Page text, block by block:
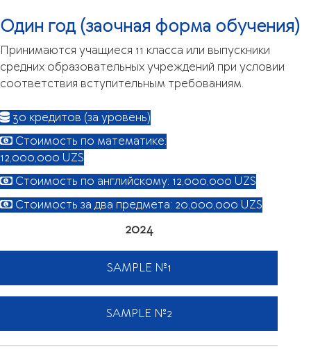
Один год (заочная форма обучения)
Принимаются учащиеся 11 класса или выпускники
средних образовательных учреждений при условии
соответствия вступительным требованиям.
30 кредитов (за уровень)
Стоимость по математике:
12,000,000 UZS
Стоимость по английскому: 12,000,000 UZS
Стоимость за два предмета: 20,000,000 UZS
2024
SAMPLE №1
SAMPLE №2